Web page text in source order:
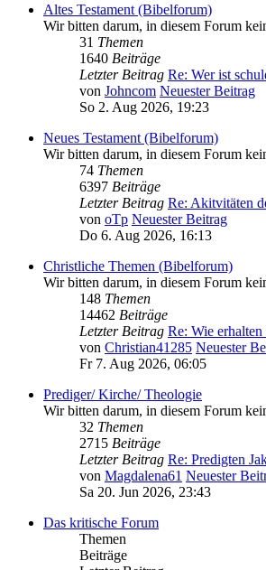
Altes Testament (Bibelforum)
Wir bitten darum, in diesem Forum
31 Themen
1640 Beiträge
Letzter Beitrag Re: Wer ist
von Johncom Neuester Beitrag
So 2. Aug 2026, 19:23
Neues Testament (Bibelforum)
Wir bitten darum, in diesem Forum
74 Themen
6397 Beiträge
Letzter Beitrag Re: Akitvitäten
von oTp Neuester Beitrag
Do 6. Aug 2026, 16:13
Christliche Themen (Bibelforum)
Wir bitten darum, in diesem Forum
148 Themen
14462 Beiträge
Letzter Beitrag Re: Wie
von Christian41285 Neuester
Fr 7. Aug 2026, 06:05
Prediger/ Kirche/ Theologie
Wir bitten darum, in diesem Forum
32 Themen
2715 Beiträge
Letzter Beitrag Re: Predigten
von Magdalena61 Neuester
Sa 20. Jun 2026, 23:43
Das kritische Forum
Themen
Beiträge